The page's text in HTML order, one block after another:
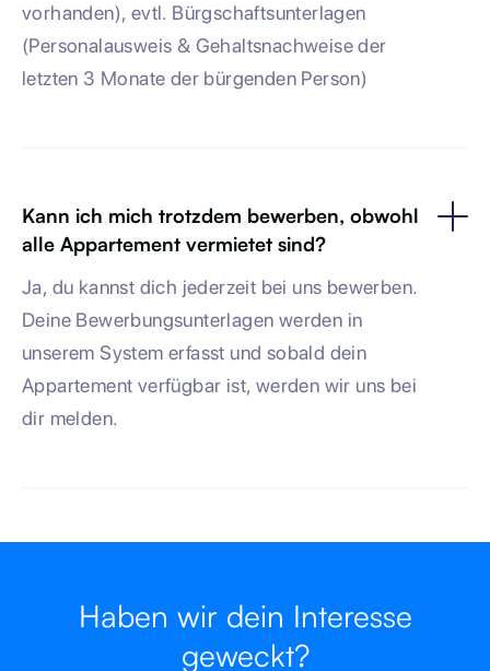
vorhanden), evtl. Bürgschaftsunterlagen
(Personalausweis & Gehaltsnachweise der
letzten 3 Monate der bürgenden Person)
Kann ich mich trotzdem bewerben, obwohl
alle Appartement vermietet sind?
Ja, du kannst dich jederzeit bei uns bewerben.
Deine Bewerbungsunterlagen werden in
unserem System erfasst und sobald dein
Appartement verfügbar ist, werden wir uns bei
dir melden.
Haben wir dein Interesse
geweckt?